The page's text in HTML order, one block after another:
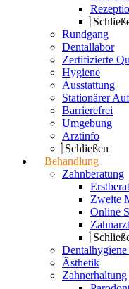
Rundgang
Dentallabor
Zertifizierte
Hygiene
Ausstattung
Stationärer
Barrierefrei
Umgebung
Arztinfo
Schließen
Behandlung
Zahnberatung
Zweite
Online
Ästhetik
Zahnerhaltung